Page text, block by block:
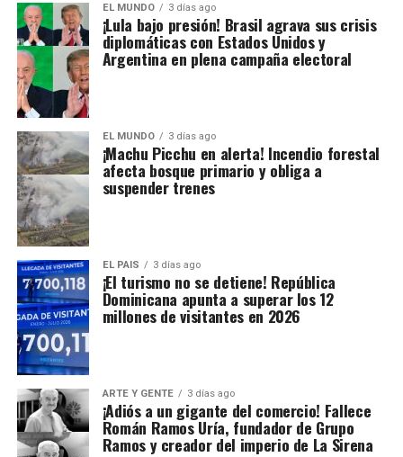
EL MUNDO 3 días ago
¡Lula bajo presión! Brasil agrava sus crisis
diplomáticas con Estados Unidos y
Argentina en plena campaña electoral
EL MUNDO 3 días ago
¡Machu Picchu en alerta! Incendio forestal
afecta bosque primario y obliga a
suspender trenes
EL PAIS 3 días ago
¡El turismo no se detiene! República
Dominicana apunta a superar los 12
millones de visitantes en 2026
ARTE Y GENTE 3 días ago
¡Adiós a un gigante del comercio! Fallece
Román Ramos Uría, fundador de Grupo
Ramos y creador del imperio de La Sirena